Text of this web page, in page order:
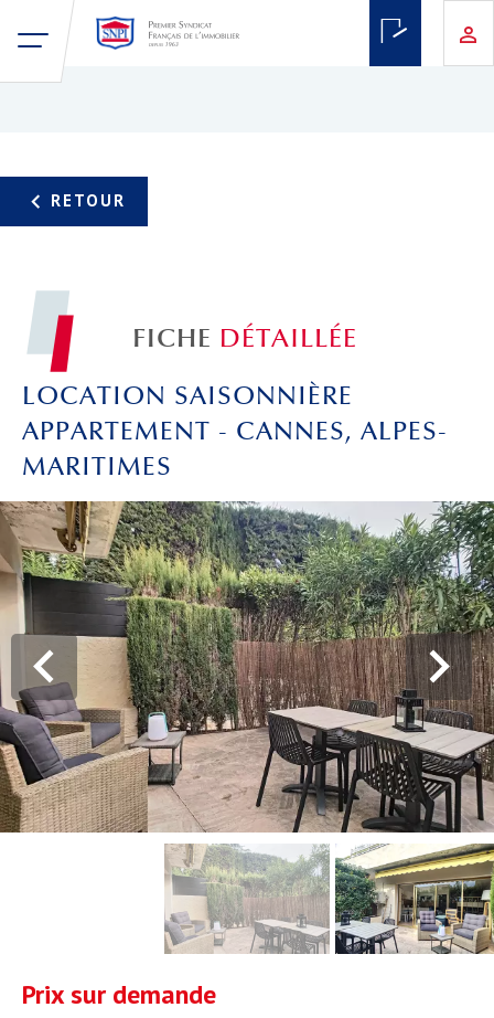
FICHE DÉTAILLÉE
LOCATION SAISONNIÈRE
APPARTEMENT - CANNES, ALPES-
MARITIMES
Prix sur demande